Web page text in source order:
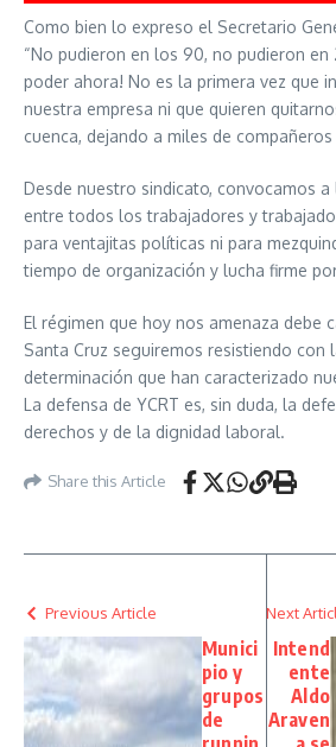
Como bien lo expreso el Secretario
“No pudieron en los 90, no pudieron en
poder ahora! No es la primera vez que
nuestra empresa ni que quieren
cuenca, dejando a miles de
Desde nuestro sindicato, convocamos a
entre todos los trabajadores y
para ventajitas políticas ni para
tiempo de organización y lucha firme
El régimen que hoy nos amenaza debe
Santa Cruz seguiremos resistiendo con
determinación que han caracterizado
La defensa de YCRT es, sin duda, la
derechos y de la dignidad laboral.
Share this Article
Previous Article
Munici
pio y
grupos
de
Next
Intend
ente
Aldo
Araven